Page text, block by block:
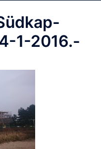
1-2016.-